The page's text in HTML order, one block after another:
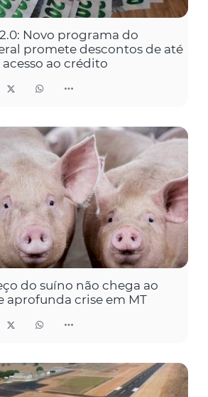
2.0: Novo programa do
promete descontos de até
ao crédito
do suíno não chega ao
aprofunda crise em MT